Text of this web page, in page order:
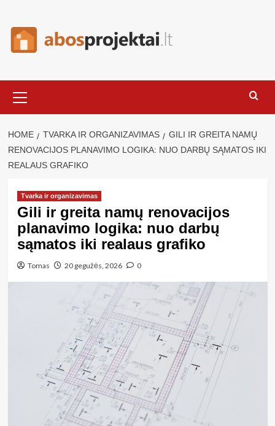
content
Menu
HOME TVARKA IR ORGANIZAVIMAS
GILI IR GREITA NAMŲ
RENOVACIJOS PLANAVIMO LOGIKA: NUO DARBŲ SĄMATOS IKI
REALAUS GRAFIKO
Tvarka ir organizavimas
Gili ir greita namų renovacijos
planavimo logika: nuo darbų
sąmatos iki realaus grafiko
Tomas 20 gegužės, 2026 0